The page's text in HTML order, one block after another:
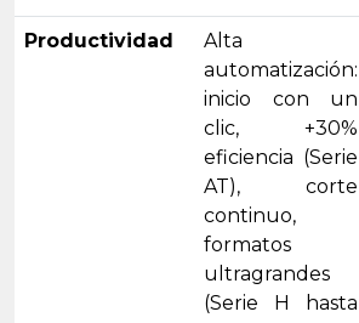
Productividad
Alta
automatización:
inicio con un
clic, +30%
eficiencia (Serie
AT), corte
continuo,
formatos
ultragrandes
(Serie H hasta